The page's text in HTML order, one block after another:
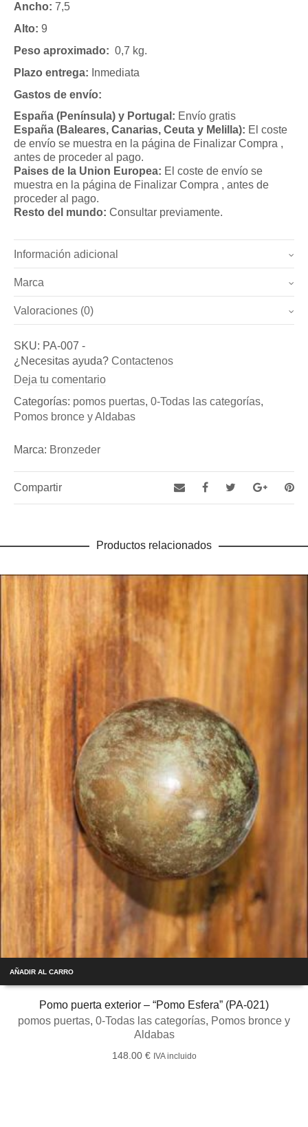
Ancho: 7,5
Alto: 9
Peso aproximado: 0,7 kg.
Plazo entrega: Inmediata
Gastos de envío:
España (Península) y Portugal: Envío gratis
España (Baleares, Canarias, Ceuta y Melilla): El coste
de envío se muestra en la página de Finalizar Compra ,
antes de proceder al pago.
Paises de la Union Europea: El coste de envío se
muestra en la página de Finalizar Compra , antes de
proceder al pago.
Resto del mundo: Consultar previamente.
Información adicional
Peso
Dimensiones 127.59 cm
Marca
Marca
Bronzeder
Fundicion de Figuras de bronce y esculturas, así como
de Aldabas y Pomos de bronce para puertas exteriores
Valoraciones (0)
Sé el primero en valorar “Pomo puerta entrada – “Pomo
Globo” (Ref. PA-007)”
SKU: PA-007 -
¿Necesitas ayuda? Contactenos
Deja tu comentario
Categorías: pomos puertas, 0-Todas las categorías,
Pomos bronce y Aldabas
Marca: Bronzeder
Compartir
Productos relacionados
AÑADIR AL CARRO
Pomo puerta exterior – “Pomo Esfera” (PA-021)
pomos puertas, 0-Todas las categorías, Pomos bronce y
Aldabas
148.00 € IVA incluido